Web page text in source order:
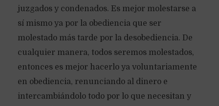
juzgados y condenados. Es mejor molestarse a
sí mismo ya por la obediencia que ser
molestado más tarde por la desobediencia. De
cualquier manera, todos seremos molestados,
entonces es mejor hacerlo ya voluntariamente
en obediencia, renunciando al dinero e
intercambiándolo todo por lo que necesitan y